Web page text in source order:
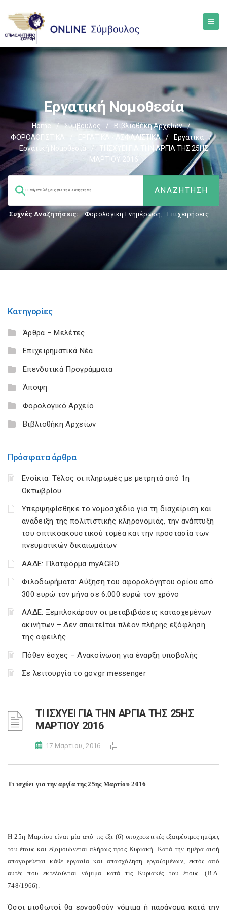
Εργατική Νομοθεσία
Home / Σύμβουλος / Βιβλιοθήκη Αρχείων
/
ΦΟΡΟΛΟΓΙΣΤΙΚΑ
ΕΡΓΑΤΙΚΑ - ΑΣΦΑΛΙΣΤΙΚΑ / Εργατικά
/
Εργατική Νομοθεσία
/
ΤΙ ΙΣΧΥΕΙ ΓΙΑ ΤΗΝ ΑΡΓΙΑ ΤΗΣ 25ΗΣ
ΜΑΡΤΙΟΥ 2016
Συχνές Αναζητήσεις: Φορολογικη Ενημέρωση, Επιχειρήσεις
Κατηγορίες
Άρθρα – Μελέτες
Επιχειρηματικά Νέα
Επενδυτικά Προγράμματα
Άποψη
Φορολογικό Αρχείο
Βιβλιοθήκη Αρχείων
Πρόσφατα άρθρα
Ενοίκια: Τέλος οι πληρωμές με μετρητά από 1η
Οκτωβρίου
Υπερψηφίσθηκε το νομοσχέδιο για τη διαχείριση και
ανάδειξη της πολιτιστικής κληρονομιάς, την ανάπτυξη
του οπτικοακουστικού τομέα και την προστασία των
πνευματικών δικαιωμάτων
ΑΑΔΕ: Πλατφόρμα myAGRO
Φιλοδωρήματα: Αύξηση του αφορολόγητου ορίου από
300 ευρώ τον μήνα σε 6.000 ευρώ τον χρόνο
ΑΑΔΕ: Ξεμπλοκάρουν οι μεταβιβάσεις κατασχεμένων
ακινήτων – Δεν απαιτείται πλέον πλήρης εξόφληση
της οφειλής
Πόθεν έσχες – Ανακοίνωση για έναρξη υποβολής
Σε λειτουργία το gov.gr messenger
ΤΙ ΙΣΧΥΕΙ ΓΙΑ ΤΗΝ ΑΡΓΙΑ ΤΗΣ 25ΗΣ
ΜΑΡΤΙΟΥ 2016
17 Μαρτίου, 2016
Τι ισχύει για την αργία της 25ης Μαρτίου 2016
Η 25η Μαρτίου είναι μία από τις έξι (6) υποχρεωτικές εξαιρέσιμες ημέρες
του έτους και εξομοιώνεται πλήρως προς Κυριακή. Κατά την ημέρα αυτή
απαγορεύεται κάθε εργασία και απασχόληση εργαζομένων, εκτός από
αυτές που εκτελούνται νόμιμα κατά τις Κυριακές του έτους. (Β.Δ.
748/1966).
Όσοι μισθωτοί θα εργασθούν νόμιμα ή παράνομα κατά την